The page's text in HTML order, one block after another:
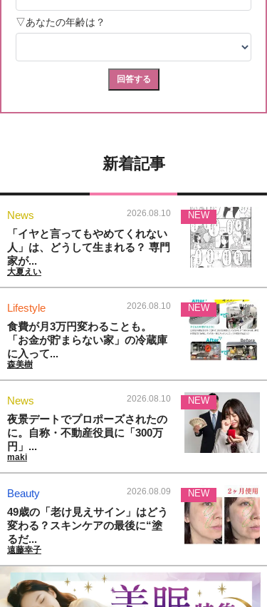
新着記事
News 2026.08.10
「イヤと言ってもやめてくれない
人」は、どうして生まれる？ 専門
家が...
大夏えい
NEW
Lifestyle 2026.08.10
食費が月3万円変わることも。
「お金が貯まらない家」の冷蔵庫
に入って...
森美樹
NEW
News 2026.08.10
夜景デートでプロポーズされたの
に。自称・不動産役員に「300万
円」...
maki
NEW
Beauty 2026.08.09
49歳の「老け見えサイン」はどう
変わる？スキンケアの最後に“塗
るだ...
遠藤幸子
NEW